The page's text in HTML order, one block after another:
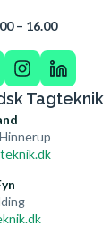
– 16.00
Tagteknik